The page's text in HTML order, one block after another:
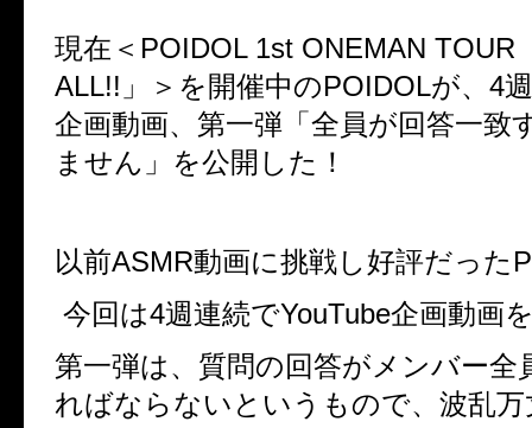
現在＜ POIDOL 1st ONEMAN TOUR
ALL!! 」＞を開催中のPOIDOLが、 4
企画動画、第一弾「全員が回答一致
ません」を公開した！
以前ASMR動画に挑戦し好評だった
今回は4週連続でYouTube企画動画
第一弾は、質問の回答がメンバー全
ればならないというもので、波乱